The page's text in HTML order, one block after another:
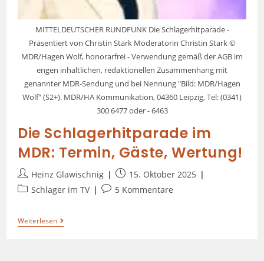
MITTELDEUTSCHER RUNDFUNK Die Schlagerhitparade -
Präsentiert von Christin Stark Moderatorin Christin Stark ©
MDR/Hagen Wolf, honorarfrei - Verwendung gemäß der AGB im
engen inhaltlichen, redaktionellen Zusammenhang mit
genannter MDR-Sendung und bei Nennung "Bild: MDR/Hagen
Wolf" (S2+). MDR/HA Kommunikation, 04360 Leipzig, Tel: (0341)
300 6477 oder - 6463
Die Schlagerhitparade im
MDR: Termin, Gäste, Wertung!
Heinz Glawischnig
15. Oktober 2025
Schlager im TV
5 Kommentare
Weiterlesen